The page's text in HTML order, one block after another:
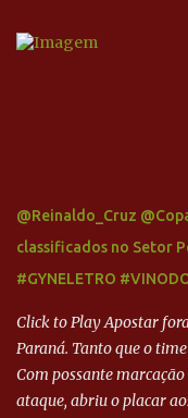
@Reinaldo_Cruz
classificados no Setor
#GYNELETRO
Click to Play Apostar
Paraná. Tanto que o
Com possante
ataque, abriu o placar